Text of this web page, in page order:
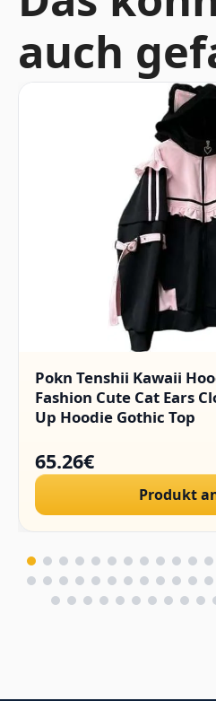
auch
Pokn Tenshii Kawaii
Fashion Cute Cat Ears
Up Hoodie Gothic Top
65.26€
Produkt